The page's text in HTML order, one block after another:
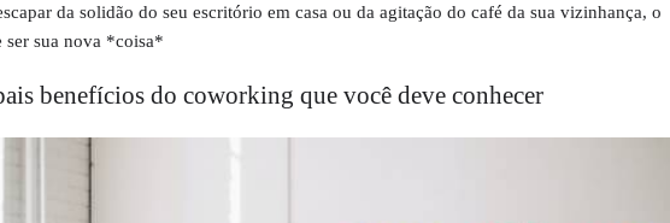
da solidão do seu escritório em casa ou da agitação do café da sua vizinhança, o
sua nova *coisa*
benefícios do coworking que você deve conhecer